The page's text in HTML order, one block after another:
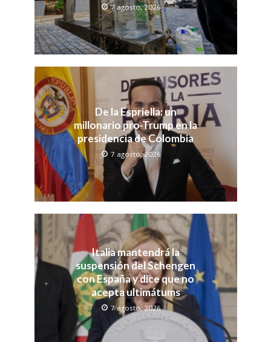
7 agosto, 2026
De la Espriella: un
millonario pro-Trump en la
presidencia de Colombia
7 agosto, 2026
Italia mantendrá la
suspensión del Schengen
con España y dice que no
acepta ultimátums
7 agosto, 2026